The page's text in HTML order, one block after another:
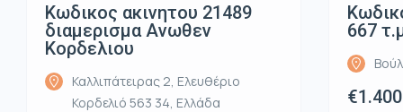
Κωδικος ακινητου 21489
διαμερισμα Ανωθεν
Κορδελιου
Καλλιπάτειρας 2, Ελευθέριο
Κορδελιό 563 34, Ελλάδα
667